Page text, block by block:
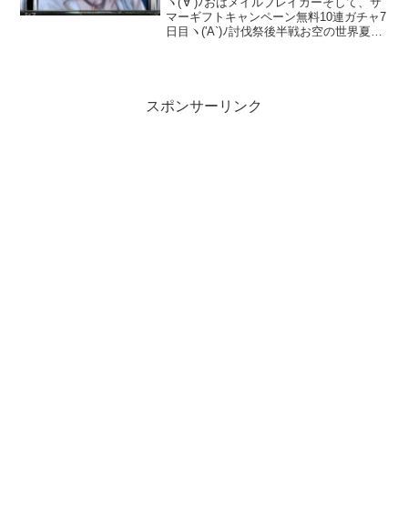
ール
マーギフトキャンペーン無料10連ガチャ7
日目ヽ('A`)ﾉ討伐祭後半戦お空の世界夏の
スポンサーリンク